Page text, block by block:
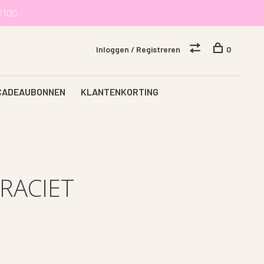
KLANTENKORTING
Inloggen / Registreren 0